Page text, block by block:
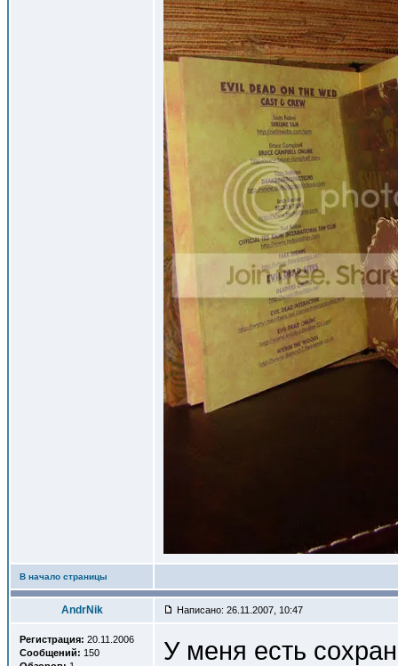
В начало страницы
AndrNik Написано: 26.11.2007, 10:47
Регистрация: 20.11.2006
Сообщений: 150
У меня есть